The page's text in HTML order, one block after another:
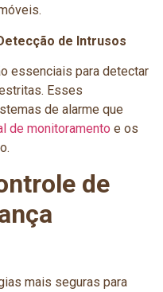
de Intrusos
essenciais para detectar
Esses
de alarme que
de monitoramento e os
de
mais seguras para